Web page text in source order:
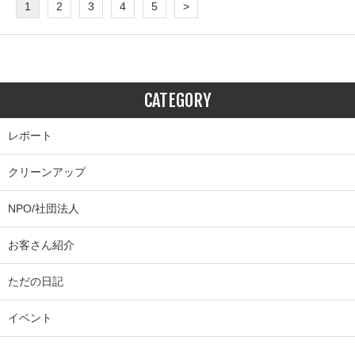
1 2 3 4 5 >
CATEGORY
レポート
クリーンアップ
NPO/社団法人
お客さん紹介
ただの日記
イベント